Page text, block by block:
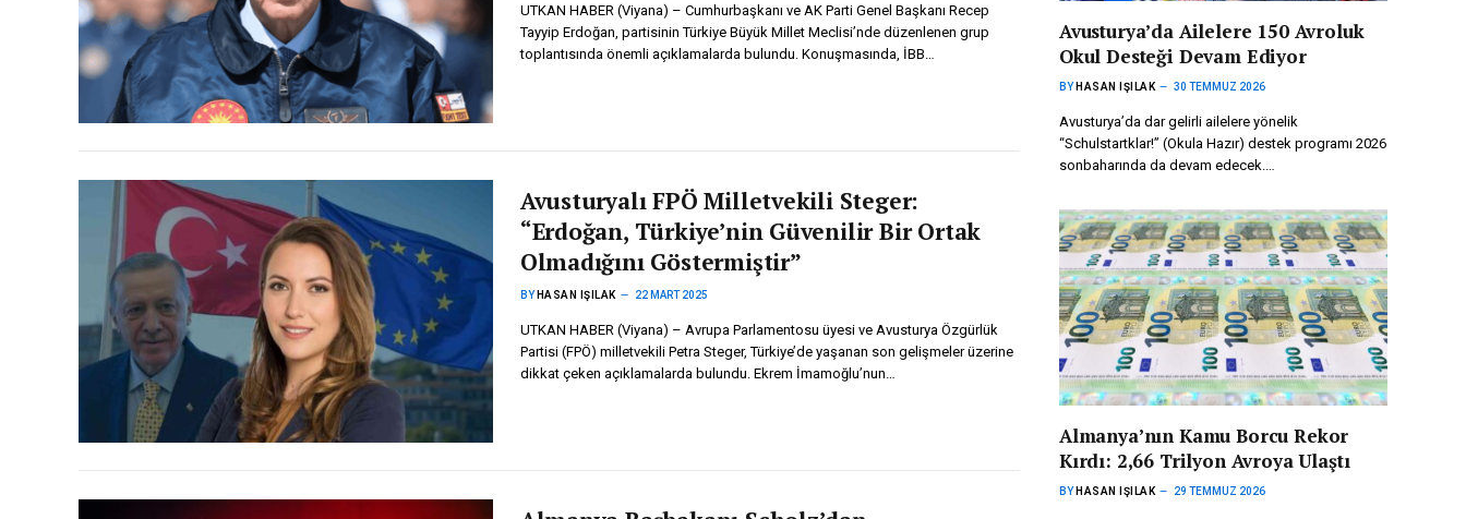
UTKAN HABER (Viyana) – Cumhurbaşkanı ve AK Parti Genel Başkanı Recep
Tayyip Erdoğan, partisinin Türkiye Büyük Millet Meclisi’nde düzenlenen grup
toplantısında önemli açıklamalarda bulundu. Konuşmasında, İBB…
Avusturyalı FPÖ Milletvekili Steger:
“Erdoğan, Türkiye’nin Güvenilir Bir Ortak
Olmadığını Göstermiştir”
BY HASAN IŞILAK 22 MART 2025
UTKAN HABER (Viyana) – Avrupa Parlamentosu üyesi ve Avusturya Özgürlük
Partisi (FPÖ) milletvekili Petra Steger, Türkiye’de yaşanan son gelişmeler üzerine
dikkat çeken açıklamalarda bulundu. Ekrem İmamoğlu’nun…
Avusturya’da Ailelere 150 Avroluk
Okul Desteği Devam Ediyor
BY HASAN IŞILAK 30 TEMMUZ 2026
Avusturya’da dar gelirli ailelere yönelik
“Schulstartklar!” (Okula Hazır) destek programı 2026
sonbaharında da devam edecek.…
Almanya’nın Kamu Borcu Rekor
Kırdı: 2,66 Trilyon Avroya Ulaştı
BY HASAN IŞILAK 29 TEMMUZ 2026